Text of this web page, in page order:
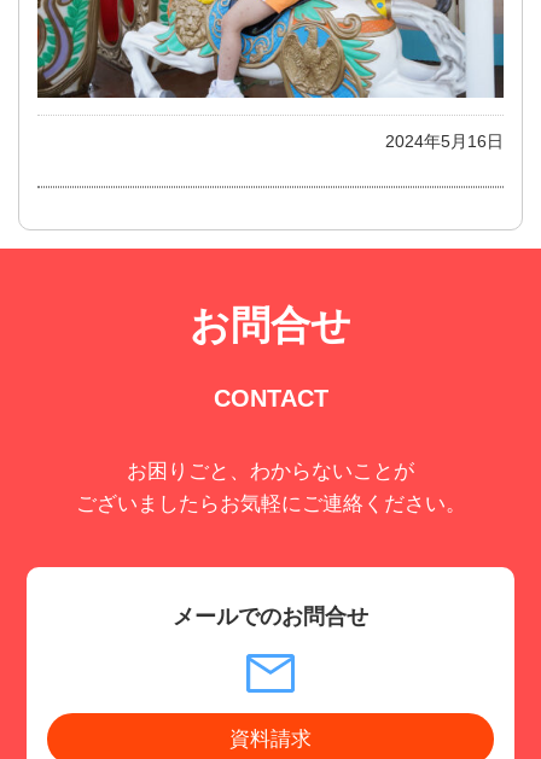
2024年5月16日
お問合せ
CONTACT
お困りごと、わからないことが
ございましたらお気軽にご連絡ください。
メールでのお問合せ
資料請求